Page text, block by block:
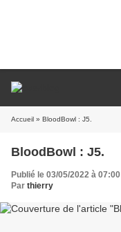
Accueil » BloodBowl : J5.
BloodBowl : J5.
Publié le 03/05/2022 à 07:00
Par thierry